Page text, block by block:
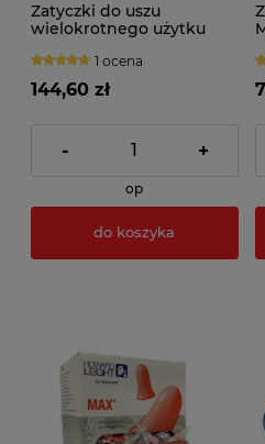
Zatyczki do uszu
wielokrotnego użytku
1 ocena
144,60 zł
- +
op
do koszyka